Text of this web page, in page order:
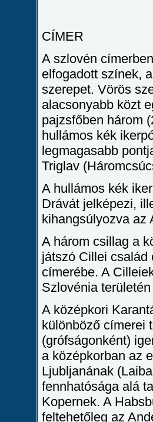
CÍMER
A szlovén
elfogadott színek,
szerepet. Vörös
alacsonyabb közt
pajzsfőben három
hullámos kék
legmagasabb
Triglav
A hullámos kék
Drávát jelképezi,
kihangsúlyozva az
A három csillag a
játszó Cillei család
címerébe. A
Szlovénia
A középkori
különböző címerei
(grófságonként)
a középkorban az
Ljubljanának
fennhatósága alá
Kopernek. A
feltehetőleg az